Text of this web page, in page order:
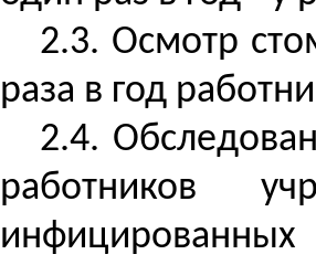
2.3. Осмотр
раза в год
2.4.
работников